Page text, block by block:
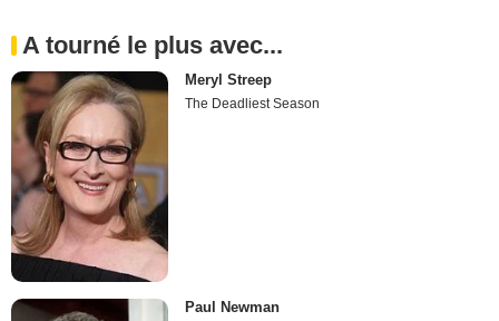
A tourné le plus avec...
Meryl Streep
The Deadliest Season
Paul Newman